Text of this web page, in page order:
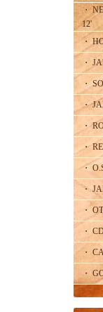
・
12'
・
・
・
・
・
・
・
・
・
・
・
・